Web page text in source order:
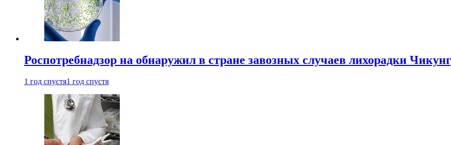
Роспотребнадзор на обнаружил в стране завозных случаев лихорадки
1 год спустя1 год спустя